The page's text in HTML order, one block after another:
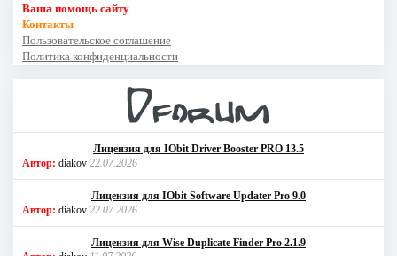
Ваша помощь сайту
Контакты
Пользовательское соглашение
Политика конфиденциальности
Лицензия для IObit Driver Booster PRO 13.5
Автор: diakov 22.07.2026
Лицензия для IObit Software Updater Pro 9.0
Автор: diakov 22.07.2026
Лицензия для Wise Duplicate Finder Pro 2.1.9